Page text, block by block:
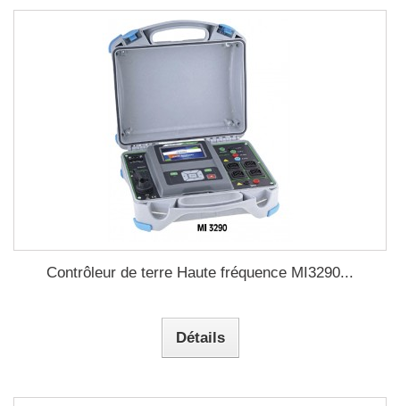
Contrôleur de terre Haute fréquence MI3290...
Détails